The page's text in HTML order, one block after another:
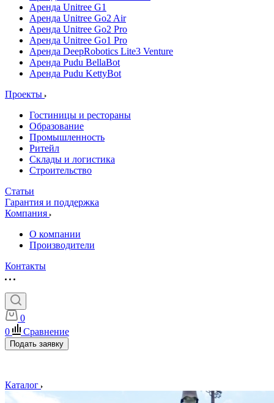
Аренда Unitree G1
Аренда Unitree Go2 Air
Аренда Unitree Go2 Pro
Аренда Unitree Go1 Pro
Аренда DeepRobotics Lite3 Venture
Аренда Pudu BellaBot
Аренда Pudu KettyBot
Проекты
Гостиницы и рестораны
Образование
Промышленность
Ритейл
Склады и логистика
Строительство
Статьи
Гарантия и поддержка
Компания
О компании
Производители
Контакты
0
0
Сравнение
Подать заявку
Каталог